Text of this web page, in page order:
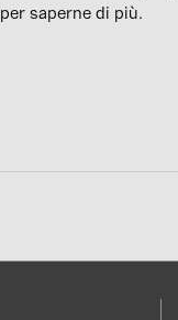
per saperne di più.